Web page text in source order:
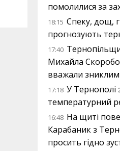
помолилися за
18:15 Спеку, дощ,
прогнозують
17:40
Михайла
вважали зниклим
17:18 У Тернополі
температурний
16:48 На щиті
Карабаник з
просить гідно